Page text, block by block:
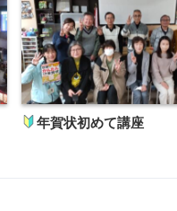
年賀状初めて講座